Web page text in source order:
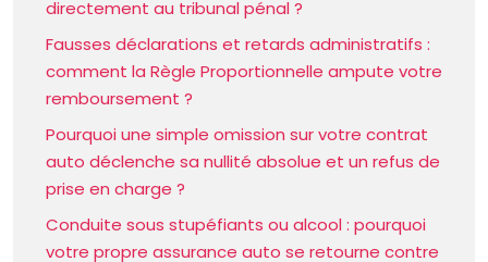
directement au tribunal pénal ?
Fausses déclarations et retards administratifs :
comment la Règle Proportionnelle ampute votre
remboursement ?
Pourquoi une simple omission sur votre contrat
auto déclenche sa nullité absolue et un refus de
prise en charge ?
Conduite sous stupéfiants ou alcool : pourquoi
votre propre assurance auto se retourne contre